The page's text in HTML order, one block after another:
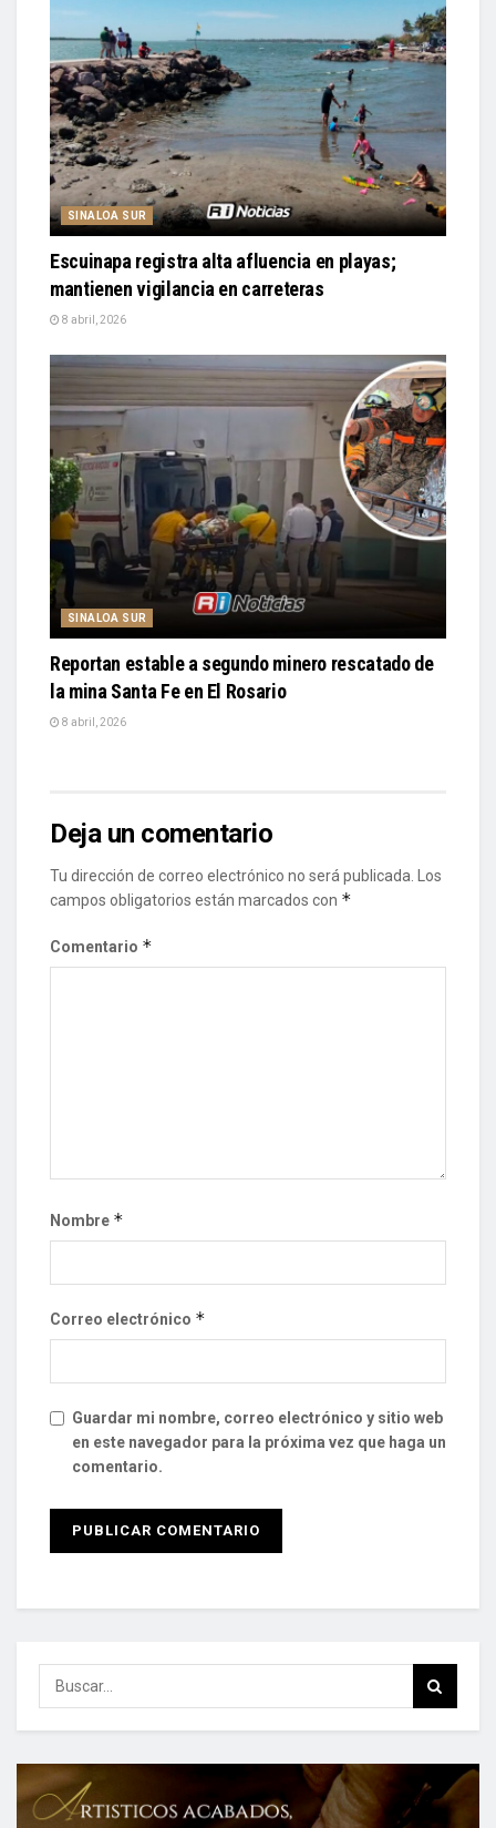
SINALOA SUR
Escuinapa registra alta afluencia en playas;
mantienen vigilancia en carreteras
8 abril, 2026
SINALOA SUR
Reportan estable a segundo minero rescatado de
la mina Santa Fe en El Rosario
8 abril, 2026
Deja un comentario
Tu dirección de correo electrónico no será publicada.
Los
campos obligatorios están marcados con *
Comentario *
Nombre *
Correo electrónico *
Guardar mi nombre, correo electrónico y sitio web
en este navegador para la próxima vez que haga un
comentario.